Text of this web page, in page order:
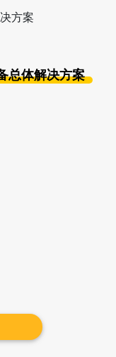
方案
总体解决方案
Fluent、Icepak
布与耐压校核；
析。
实现仿真驱动设